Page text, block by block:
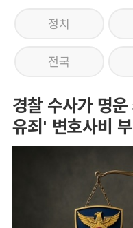
정치
전국
경찰 수사가 명
유죄' 변호사비